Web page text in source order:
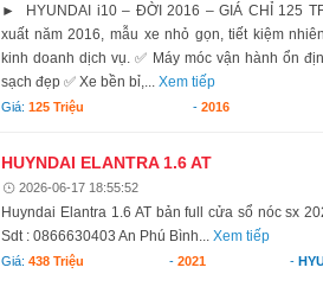
► HYUNDAI i10 – ĐỜI 2016 – GIÁ CHỈ 125
xuất năm 2016, mẫu xe nhỏ gọn, tiết kiệm
kinh doanh dịch vụ. ✅ Máy móc vận hành ổn
sạch đẹp ✅ Xe bền bỉ,...Xem tiếp
Giá:125 Triệu -2016
HUYNDAI ELANTRA 1.6 AT
2026-06-17 18:55:52
Huyndai Elantra 1.6 AT bản full cửa sổ nóc sx
Sdt : 0866630403 An Phú Bình...Xem tiếp
Giá:438 Triệu - 2021 -